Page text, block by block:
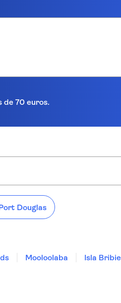
de 70 euros.
Douglas
Mooloolaba Isla Bribie